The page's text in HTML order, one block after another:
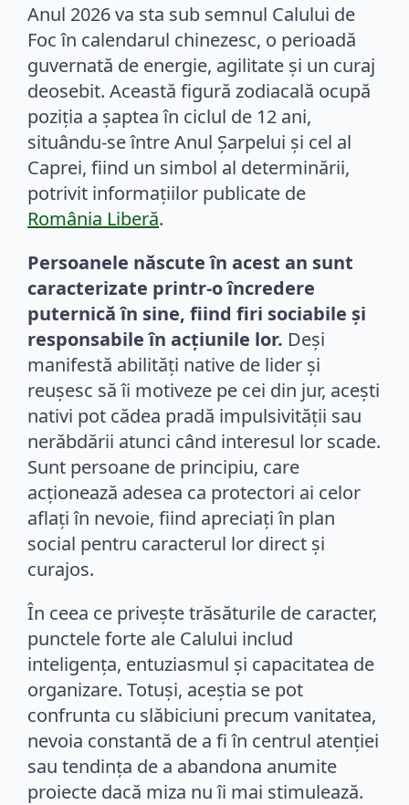
Anul 2026 va sta sub semnul Calului de
Foc în calendarul chinezesc, o perioadă
guvernată de energie, agilitate și un curaj
deosebit. Această figură zodiacală ocupă
poziția a șaptea în ciclul de 12 ani,
situându-se între Anul Șarpelui și cel al
Caprei, fiind un simbol al determinării,
potrivit informațiilor publicate de
România Liberă.
Persoanele născute în acest an sunt
caracterizate printr-o încredere
puternică în sine, fiind firi sociabile și
responsabile în acțiunile lor. Deși
manifestă abilități native de lider și
reușesc să îi motiveze pe cei din jur, acești
nativi pot cădea pradă impulsivității sau
nerăbdării atunci când interesul lor scade.
Sunt persoane de principiu, care
acționează adesea ca protectori ai celor
aflați în nevoie, fiind apreciați în plan
social pentru caracterul lor direct și
curajos.
În ceea ce privește trăsăturile de caracter,
punctele forte ale Calului includ
inteligența, entuziasmul și capacitatea de
organizare. Totuși, aceștia se pot
confrunta cu slăbiciuni precum vanitatea,
nevoia constantă de a fi în centrul atenției
sau tendința de a abandona anumite
proiecte dacă miza nu îi mai stimulează.